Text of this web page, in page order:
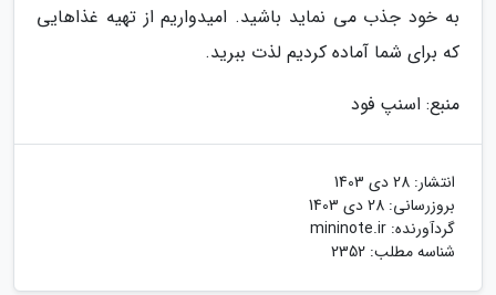
به خود جذب می نماید باشید. امیدواریم از تهیه غذاهایی
که برای شما آماده کردیم لذت ببرید.
منبع: اسنپ فود
انتشار: 28 دی 1403
بروزرسانی: 28 دی 1403
گردآورنده: mininote.ir
شناسه مطلب: 2352